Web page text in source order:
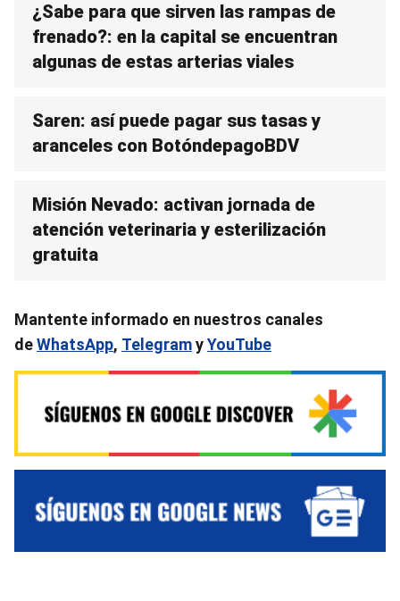
¿Sabe para que sirven las rampas de
frenado?: en la capital se encuentran
algunas de estas arterias viales
Saren: así puede pagar sus tasas y
aranceles con BotóndepagoBDV
Misión Nevado: activan jornada de
atención veterinaria y esterilización
gratuita
Mantente informado en nuestros canales
deWhatsApp, TelegramyYouTube